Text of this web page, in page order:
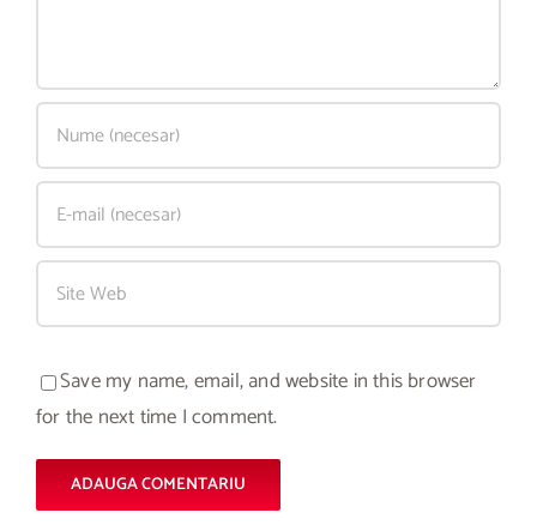
Save my name, email, and website in this browser
for the next time I comment.